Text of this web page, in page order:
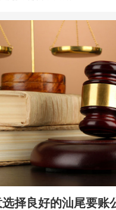
择良好的汕尾要账